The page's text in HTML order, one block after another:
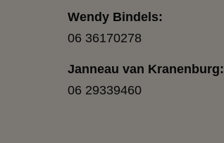
Wendy Bindels:
06 36170278
Janneau van Kranenburg:
06 29339460